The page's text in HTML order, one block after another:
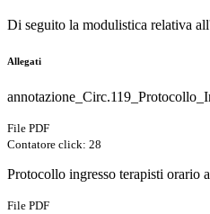
Di seguito la modulistica relativa
Allegati
File PDF
Contatore click: 28
Protocollo ingresso terapisti orario
File PDF